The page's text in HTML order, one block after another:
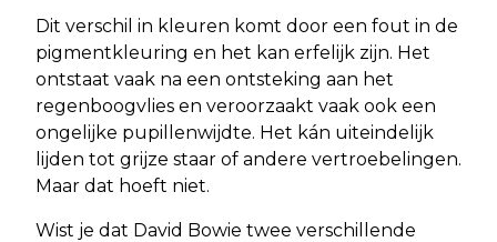
Dit verschil in kleuren komt door een fout in de
pigmentkleuring en het kan erfelijk zijn. Het
ontstaat vaak na een ontsteking aan het
regenboogvlies en veroorzaakt vaak ook een
ongelijke pupillenwijdte. Het kán uiteindelijk
lijden tot grijze staar of andere vertroebelingen.
Maar dat hoeft niet.
Wist je dat David Bowie twee verschillende